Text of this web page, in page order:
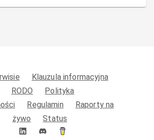
Klauzula informacyjna
RODO
Polityka
Regulamin
Raporty na
żywo
Status